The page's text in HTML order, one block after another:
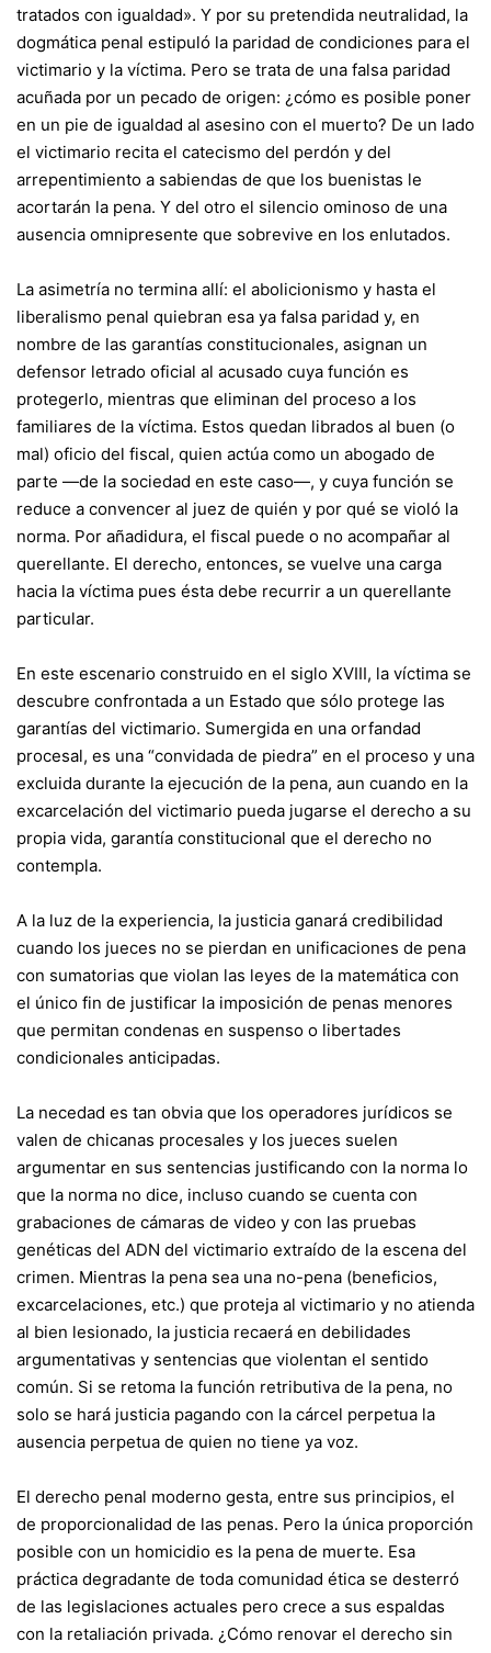
tratados con igualdad». Y por su pretendida neutralidad, la
dogmática penal estipuló la paridad de condiciones para el
victimario y la víctima. Pero se trata de una falsa paridad
acuñada por un pecado de origen: ¿cómo es posible poner
en un pie de igualdad al asesino con el muerto? De un lado
el victimario recita el catecismo del perdón y del
arrepentimiento a sabiendas de que los buenistas le
acortarán la pena. Y del otro el silencio ominoso de una
ausencia omnipresente que sobrevive en los enlutados.
La asimetría no termina allí: el abolicionismo y hasta el
liberalismo penal quiebran esa ya falsa paridad y, en
nombre de las garantías constitucionales, asignan un
defensor letrado oficial al acusado cuya función es
protegerlo, mientras que eliminan del proceso a los
familiares de la víctima. Estos quedan librados al buen (o
mal) oficio del fiscal, quien actúa como un abogado de
parte ―de la sociedad en este caso―, y cuya función se
reduce a convencer al juez de quién y por qué se violó la
norma. Por añadidura, el fiscal puede o no acompañar al
querellante. El derecho, entonces, se vuelve una carga
hacia la víctima pues ésta debe recurrir a un querellante
particular.
En este escenario construido en el siglo XVIII, la víctima se
descubre confrontada a un Estado que sólo protege las
garantías del victimario. Sumergida en una orfandad
procesal, es una “convidada de piedra” en el proceso y una
excluida durante la ejecución de la pena, aun cuando en la
excarcelación del victimario pueda jugarse el derecho a su
propia vida, garantía constitucional que el derecho no
contempla.
A la luz de la experiencia, la justicia ganará credibilidad
cuando los jueces no se pierdan en unificaciones de pena
con sumatorias que violan las leyes de la matemática con
el único fin de justificar la imposición de penas menores
que permitan condenas en suspenso o libertades
condicionales anticipadas.
La necedad es tan obvia que los operadores jurídicos se
valen de chicanas procesales y los jueces suelen
argumentar en sus sentencias justificando con la norma lo
que la norma no dice, incluso cuando se cuenta con
grabaciones de cámaras de video y con las pruebas
genéticas del ADN del victimario extraído de la escena del
crimen. Mientras la pena sea una no-pena (beneficios,
excarcelaciones, etc.) que proteja al victimario y no atienda
al bien lesionado, la justicia recaerá en debilidades
argumentativas y sentencias que violentan el sentido
común. Si se retoma la función retributiva de la pena, no
solo se hará justicia pagando con la cárcel perpetua la
ausencia perpetua de quien no tiene ya voz.
El derecho penal moderno gesta, entre sus principios, el
de proporcionalidad de las penas. Pero la única proporción
posible con un homicidio es la pena de muerte. Esa
práctica degradante de toda comunidad ética se desterró
de las legislaciones actuales pero crece a sus espaldas
con la retaliación privada. ¿Cómo renovar el derecho sin